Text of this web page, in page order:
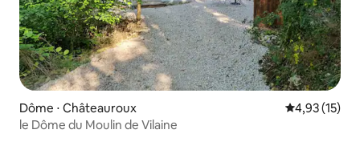
Dôme ⋅ Châteauroux Évaluation
4,93 (15)
le Dôme du Moulin de Vilaine